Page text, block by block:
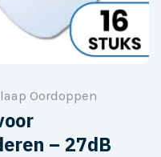
Oordoppen
– 27dB